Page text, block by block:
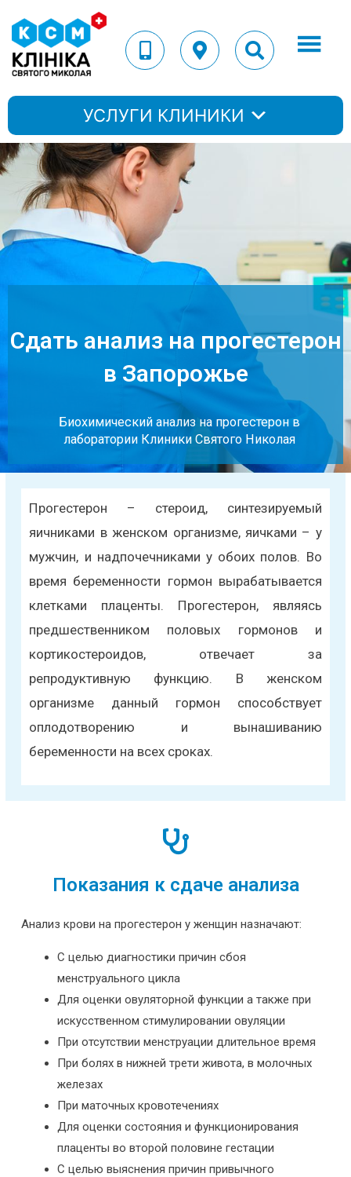
УСЛУГИ КЛИНИКИ
Сдать анализ на прогестерон
в Запорожье
Биохимический анализ на прогестерон в
лаборатории Клиники Святого Николая
Прогестерон – стероид, синтезируемый
яичниками в женском организме, яичками – у
мужчин, и надпочечниками у обоих полов. Во
время беременности гормон вырабатывается
клетками плаценты. Прогестерон, являясь
предшественником половых гормонов и
кортикостероидов, отвечает за
репродуктивную функцию. В женском
организме данный гормон способствует
оплодотворению и вынашиванию
беременности на всех сроках.
Показания к сдаче анализа
Анализ крови на прогестерон у женщин назначают:
С целью диагностики причин сбоя
менструального цикла
Для оценки овуляторной функции а также при
искусственном стимулировании овуляции
При отсутствии менструации длительное время
При болях в нижней трети живота, в молочных
железах
При маточных кровотечениях
Для оценки состояния и функционирования
плаценты во второй половине гестации
С целью выяснения причин привычного